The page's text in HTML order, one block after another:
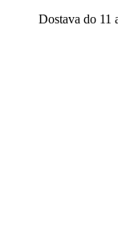
Dostava do 11